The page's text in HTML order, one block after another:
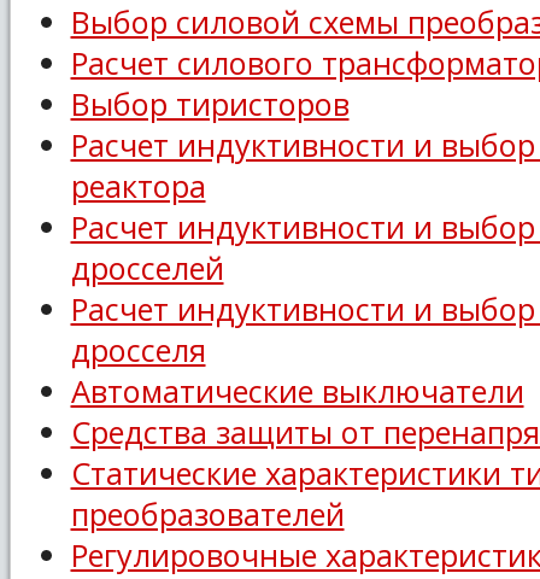
Выбор силовой схемы
Расчет силового
Выбор тиристоров
Расчет индуктивности и
реактора
Расчет индуктивности и
дросселей
Расчет индуктивности и
дросселя
Автоматические выключатели
Средства защиты от
Статические характеристики
преобразователей
Регулировочные